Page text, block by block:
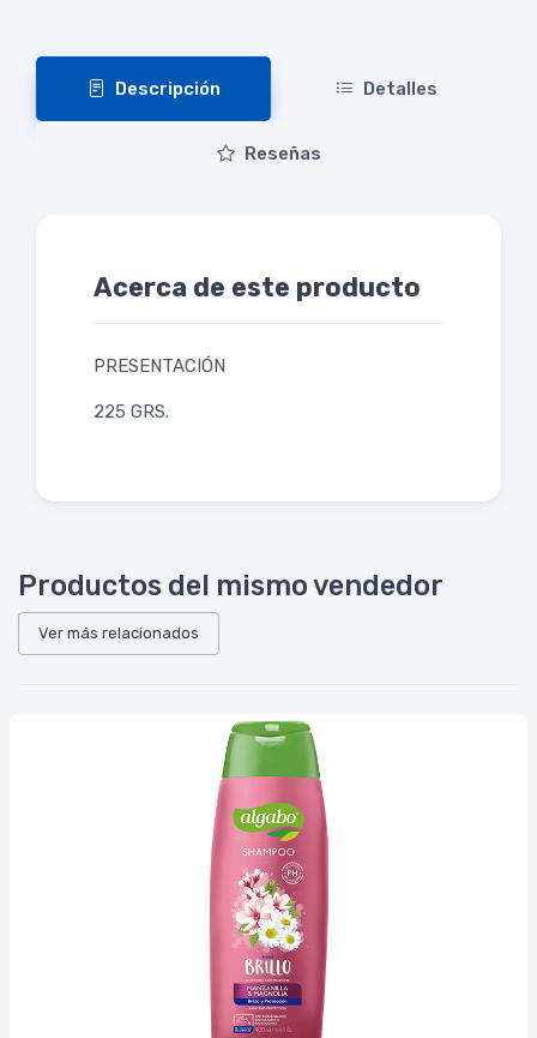
Descripción Detalles
Reseñas
Acerca de este producto
PRESENTACIÓN
225 GRS.
Productos del mismo vendedor
Ver más relacionados